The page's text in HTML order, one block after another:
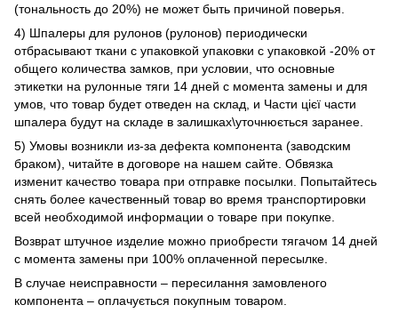
(тональность до 20%) не может быть причиной поверья.
4) Шпалеры для рулонов (рулонов) периодически
отбрасывают ткани с упаковкой упаковки с упаковкой -20% от
общего количества замков, при условии, что основные
этикетки на рулонные тяги 14 дней с момента замены и для
умов, что товар будет отведен на склад, и Части цієї части
шпалера будут на складе в залишках\уточнюється заранее.
5) Умовы возникли из-за дефекта компонента (заводским
браком), читайте в договоре на нашем сайте. Обвязка
изменит качество товара при отправке посылки. Попытайтесь
снять более качественный товар во время транспортировки
всей необходимой информации о товаре при покупке.
Возврат штучное изделие можно приобрести тягачом 14 дней
с момента замены при 100% оплаченной пересылке.
В случае неисправности – пересилання замовленого
компонента – оплачується покупным товаром.